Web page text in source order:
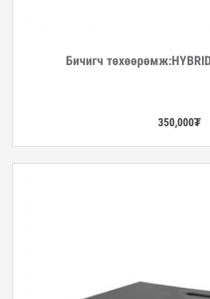
Дэлгэрэнгүй
Бичигч
350,000₮